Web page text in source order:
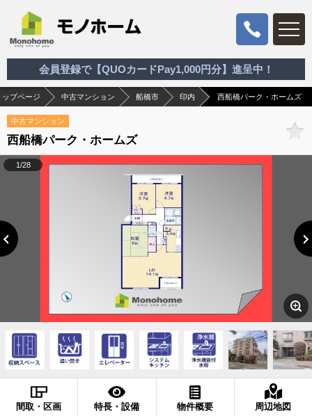
会員登録で【QUOカードPay1,000円分】進呈中！
ップページ 中古マンション 船橋市 印内 西船橋パーク・ホームズ
中古マンション
西船橋パーク・ホームズ
1/28
間取・区画 特長・設備 物件概要 周辺地図